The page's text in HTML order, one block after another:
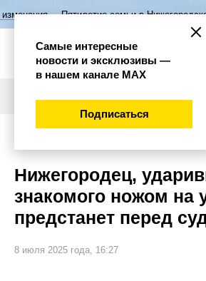
Пятилетие семьи в Нижегородской области
Нижегородец,
знакомого ножом на
предстанет перед
8 июля 2025 года, 16:27
Самые интересные
новости и эксклюзивы —
в нашем канале МАХ
Подписаться